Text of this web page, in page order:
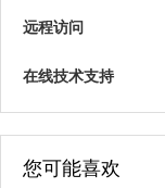
远程访问
在线技术支持
您可能喜欢